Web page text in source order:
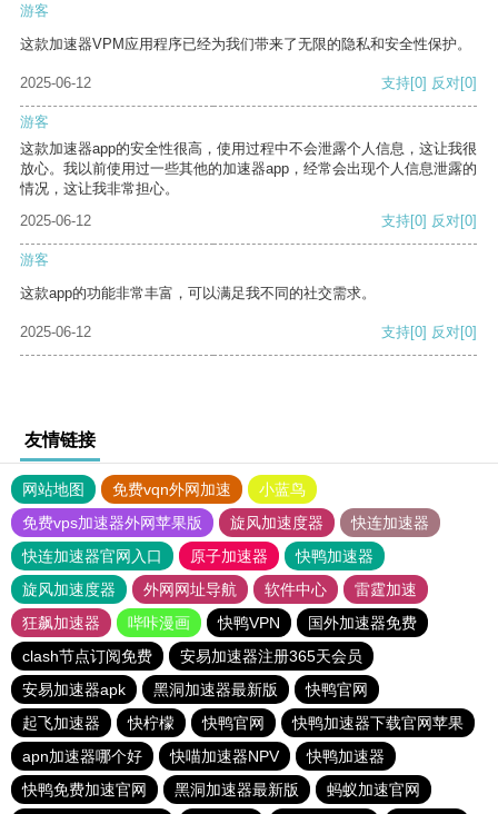
游客
这款加速器VPM应用程序已经为我们带来了无限的隐私和安全性保护。
2025-06-12 支持[0] 反对[0]
游客
这款加速器app的安全性很高，使用过程中不会泄露个人信息，这让我很
放心。我以前使用过一些其他的加速器app，经常会出现个人信息泄露的
情况，这让我非常担心。
2025-06-12
支持[0] 反对[0]
游客
这款app的功能非常丰富，可以满足我不同的社交需求。
2025-06-12 支持[0] 反对[0]
友情链接
网站地图 免费vqn外网加速
小蓝鸟
免费vps加速器外网苹果版
旋风加速度器
快连加速器
快连加速器官网入口
原子加速器
快鸭加速器
旋风加速度器
外网网址导航 软件中心
雷霆加速
狂飙加速器
哔咔漫画 快鸭VPN
国外加速器免费
clash节点订阅免费
安易加速器注册365天会员
安易加速器apk
黑洞加速器最新版
快鸭官网
起飞加速器
快柠檬 快鸭官网
快鸭加速器下载官网苹果
apn加速器哪个好
快喵加速器NPV
快鸭加速器
快鸭免费加速官网
黑洞加速器最新版 蚂蚁加速官网